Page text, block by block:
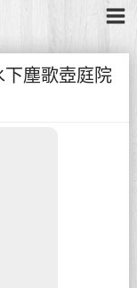
下塵歌壺庭院